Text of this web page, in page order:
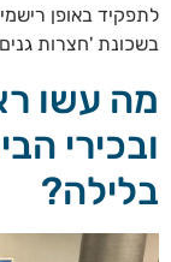
לתפקיד באופן
בשכונת 'חצרות
מה עשו
בלילה?